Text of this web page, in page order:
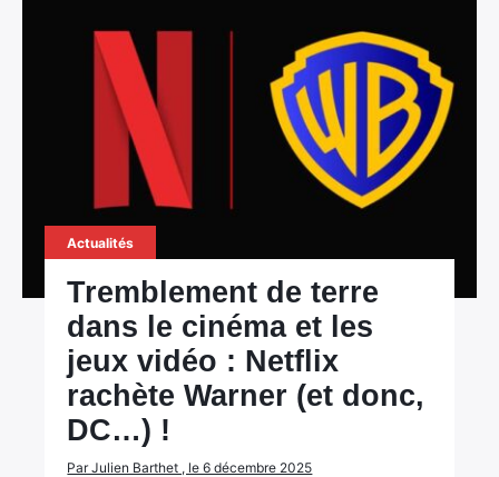
Actualités
Tremblement de terre
dans le cinéma et les
jeux vidéo : Netflix
rachète Warner (et donc,
DC…) !
Par Julien Barthet , le 6 décembre 2025